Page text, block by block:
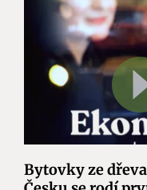
Bytovky ze